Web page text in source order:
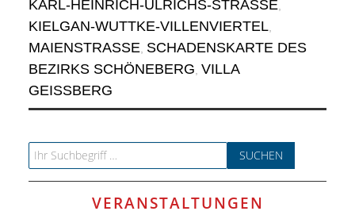
KINDER,
HERANWACHSENDE,
KUNST
KARL-HEINRICH-ULRICHS-STRASSE ,
KIELGAN-WUTTKE-VILLENVIERTEL,
MAIENSTRASSE , SCHADENSKARTE DES
BEZIRKS SCHÖNEBERG, VILLA
GEISSBERG
Search for:
VERANSTALTUNGEN